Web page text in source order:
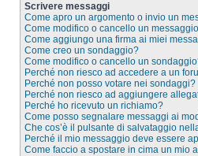
Scrivere messaggi
Come apro un argomento o invio un
Come modifico o cancello un
Come aggiungo una firma ai miei
Come creo un sondaggio?
Come modifico o cancello un
Perché non riesco ad accedere a un
Perché non posso votare nei sondaggi?
Perché non riesco ad aggiungere
Perché ho ricevuto un richiamo?
Come posso segnalare messaggi ai
Che cos’è il pulsante di salvataggio
Perché il mio messaggio deve essere
Come faccio a spostare in cima un mio